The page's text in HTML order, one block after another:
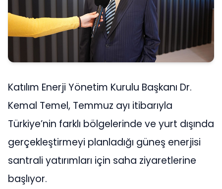
Katılım Enerji Yönetim Kurulu Başkanı Dr.
Kemal Temel, Temmuz ayı itibarıyla
Türkiye’nin farklı bölgelerinde ve yurt dışında
gerçekleştirmeyi planladığı güneş enerjisi
santrali yatırımları için saha ziyaretlerine
başlıyor.